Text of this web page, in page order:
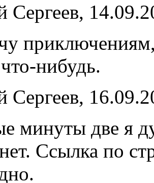
Сергеев,
нибудь.
Сергеев,
минуты две я
Ссылка по